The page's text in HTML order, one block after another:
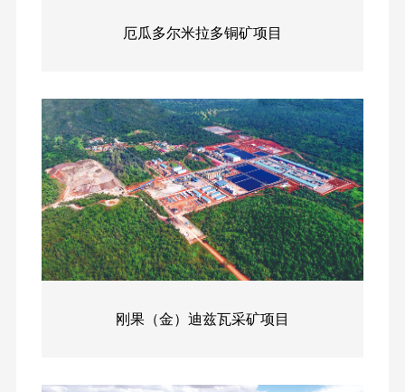
们
政
工
程
厄瓜多尔米拉多铜矿项目
刚果（金）迪兹瓦采矿项目